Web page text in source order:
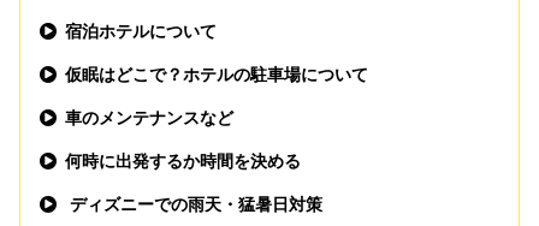
宿泊ホテルについて
仮眠はどこで？ホテルの駐車場について
車のメンテナンスなど
何時に出発するか時間を決める
ディズニーでの雨天・猛暑日対策